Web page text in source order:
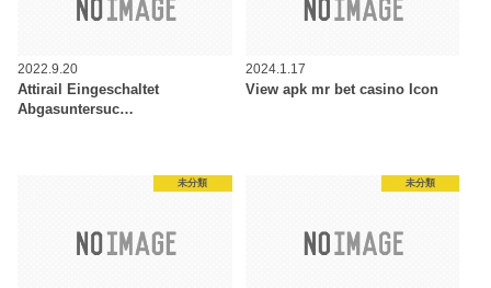
2022.9.20
Attirail Eingeschaltet
Abgasuntersuc…
2024.1.17
View apk mr bet casino Icon
未分類 未分類